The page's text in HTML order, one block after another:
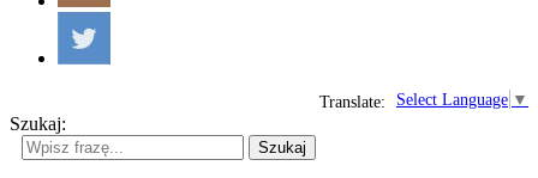
Select Language ▼
Translate:
Szukaj:
Szukaj